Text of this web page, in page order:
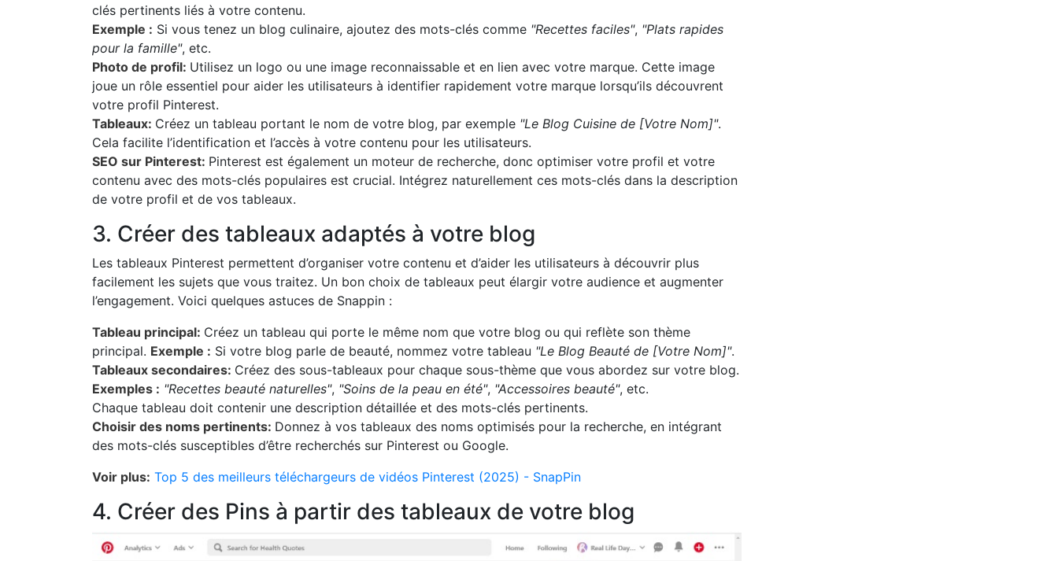
clés pertinents liés à votre contenu.
Exemple : Si vous tenez un blog culinaire, ajoutez des mots-clés comme "Recettes faciles", "Plats rapides
pour la famille", etc.
Photo de profil: Utilisez un logo ou une image reconnaissable et en lien avec votre marque. Cette image
joue un rôle essentiel pour aider les utilisateurs à identifier rapidement votre marque lorsqu’ils découvrent
votre profil Pinterest.
Tableaux: Créez un tableau portant le nom de votre blog, par exemple "Le Blog Cuisine de [Votre Nom]".
Cela facilite l’identification et l’accès à votre contenu pour les utilisateurs.
SEO sur Pinterest: Pinterest est également un moteur de recherche, donc optimiser votre profil et votre
contenu avec des mots-clés populaires est crucial. Intégrez naturellement ces mots-clés dans la description
de votre profil et de vos tableaux.
3. Créer des tableaux adaptés à votre blog
Les tableaux Pinterest permettent d’organiser votre contenu et d’aider les utilisateurs à découvrir plus
facilement les sujets que vous traitez. Un bon choix de tableaux peut élargir votre audience et augmenter
l’engagement. Voici quelques astuces de Snappin :
Tableau principal: Créez un tableau qui porte le même nom que votre blog ou qui reflète son thème
principal. Exemple : Si votre blog parle de beauté, nommez votre tableau "Le Blog Beauté de [Votre Nom]".
Tableaux secondaires: Créez des sous-tableaux pour chaque sous-thème que vous abordez sur votre blog.
Exemples : "Recettes beauté naturelles", "Soins de la peau en été", "Accessoires beauté", etc.
Chaque tableau doit contenir une description détaillée et des mots-clés pertinents.
Choisir des noms pertinents: Donnez à vos tableaux des noms optimisés pour la recherche, en intégrant
des mots-clés susceptibles d’être recherchés sur Pinterest ou Google.
Voir plus: Top 5 des meilleurs téléchargeurs de vidéos Pinterest (2025) - SnapPin
4. Créer des Pins à partir des tableaux de votre blog